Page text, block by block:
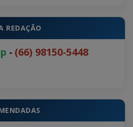
REDAÇÃO
- (66) 98150-5448